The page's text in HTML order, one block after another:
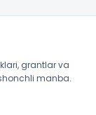
grantlar va
manba.